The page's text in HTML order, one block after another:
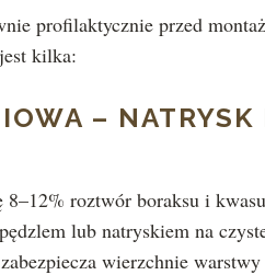
profilaktycznie przed
kilka:
– NATRYSK
roztwór boraksu i
lub natryskiem na
wierzchnie